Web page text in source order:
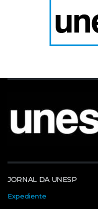
JORNAL DA UNESP
Expediente